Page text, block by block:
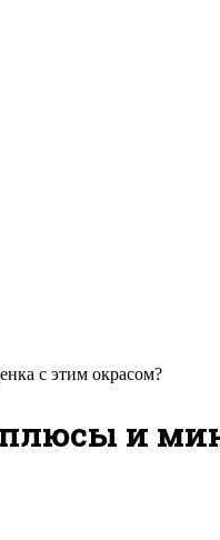
с этим окрасом?
плюсы и